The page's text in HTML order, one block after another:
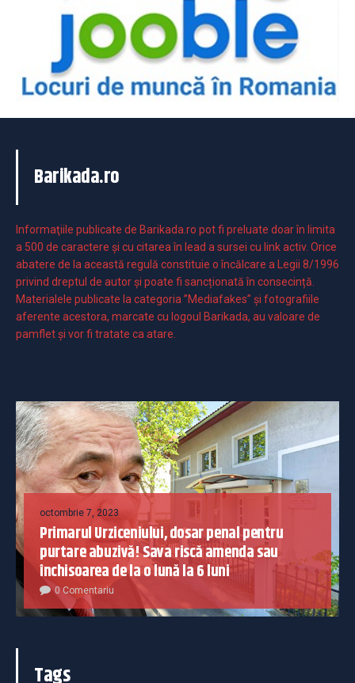
Barikada.ro
Informaţiile publicate de Barikada.ro pot fi preluate doar în limita
a 500 de caractere şi cu citarea în lead a sursei cu link activ. Orice
abatere de la această regulă constituie o încălcare a Legii 8/1996
privind dreptul de autor și poate fi sancționată în consecință.
Materialele publicate la categoria ”Mediafakes” și fotografiile
aferente acestora, marcate cu logoul Barikada, au valoare de
pamflet și vor fi tratate ca atare.
octombrie 7, 2023
Primarul Urziceniului, dosar penal pentru
purtare abuzivă! Sava riscă amenda sau
închisoarea de la o lună la 6 luni
0 Comentariu
Tags